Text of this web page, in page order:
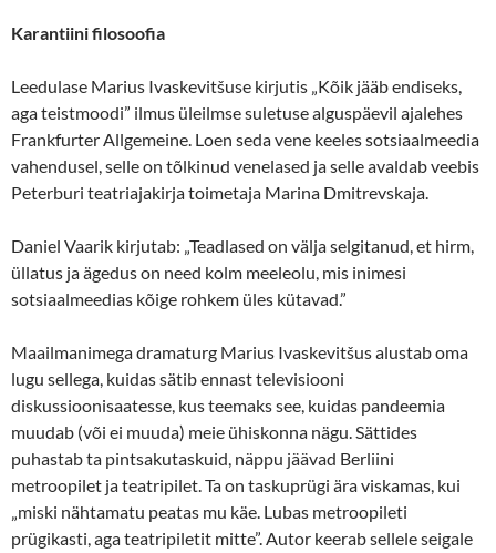
Karantiini filosoofia
Leedulase Marius Ivaskevitšuse kirjutis „Kõik jääb endiseks,
aga teistmoodi” ilmus üleilmse suletuse alguspäevil ajalehes
Frankfurter Allgemeine. Loen seda vene keeles sotsiaalmeedia
vahendusel, selle on tõlkinud venelased ja selle avaldab veebis
Peterburi teatriajakirja toimetaja Marina Dmitrevskaja.
Daniel Vaarik kirjutab: „Teadlased on välja selgitanud, et hirm,
üllatus ja ägedus on need kolm meeleolu, mis inimesi
sotsiaalmeedias kõige rohkem üles kütavad.”
Maailmanimega dramaturg Marius Ivaskevitšus alustab oma
lugu sellega, kuidas sätib ennast televisiooni
diskussioonisaatesse, kus teemaks see, kuidas pandeemia
muudab (või ei muuda) meie ühiskonna nägu. Sättides
puhastab ta pintsakutaskuid, näppu jäävad Berliini
metroopilet ja teatripilet. Ta on taskuprügi ära viskamas, kui
„miski nähtamatu peatas mu käe. Lubas metroopileti
prügikasti, aga teatripiletit mitte”. Autor keerab sellele seigale